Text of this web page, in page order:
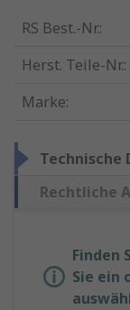
RS Best.-Nr.:
Herst. Teile-Nr.:
Marke:
Technische
Rechtliche
Finden
Sie ein